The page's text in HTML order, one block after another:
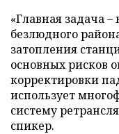
«Главная задача
безлюдного
затопления
основных рисков
корректировки
использует
систему
спикер.